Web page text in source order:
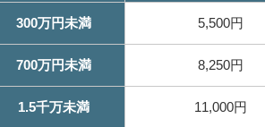
300万円未満 5,500円
700万円未満 8,250円
1.5千万未満 11,000円